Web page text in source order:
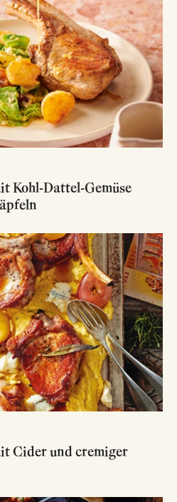
Kohl-Dattel-Gemüse
Cider und cremiger